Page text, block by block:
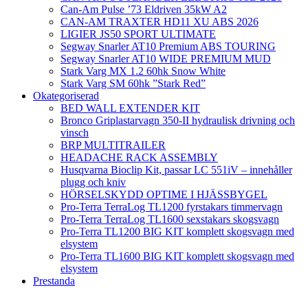
Can-Am Pulse ’73 Eldriven 35kW A2
CAN-AM TRAXTER HD11 XU ABS 2026
LIGIER JS50 SPORT ULTIMATE
Segway Snarler AT10 Premium ABS TOURING
Segway Snarler AT10 WIDE PREMIUM MUD
Stark Varg MX 1.2 60hk Snow White
Stark Varg SM 60hk ”Stark Red”
Okategoriserad
BED WALL EXTENDER KIT
Bronco Griplastarvagn 350-II hydraulisk drivning och
vinsch
BRP MULTITRAILER
HEADACHE RACK ASSEMBLY
Husqvarna Bioclip Kit, passar LC 551iV – innehåller
plugg och kniv
HÖRSELSKYDD OPTIME I HJÄSSBYGEL
Pro-Terra TerraLog TL1200 fyrstakars timmervagn
Pro-Terra TerraLog TL1600 sexstakars skogsvagn
Pro-Terra TL1200 BIG KIT komplett skogsvagn med
elsystem
Pro-Terra TL1600 BIG KIT komplett skogsvagn med
elsystem
Prestanda